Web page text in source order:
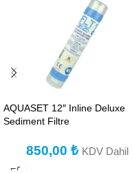
AQUASET 12″ Inline Deluxe
Sediment Filtre
850,00 ₺ KDV Dahil